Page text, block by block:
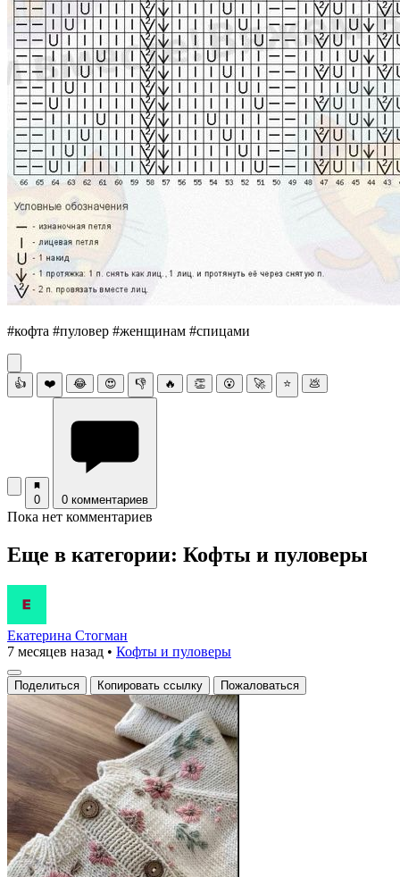
#кофта #пуловер #женщинам #спицами
👍 ❤️ 😂 😍 👎 🔥 👏 😮 🚀 ⭐ 💩
0 0 комментариев
Пока нет комментариев
Еще в категории: Кофты и пуловеры
Екатерина Стогман
7 месяцев назад • Кофты и пуловеры
Поделиться Копировать ссылку Пожаловаться